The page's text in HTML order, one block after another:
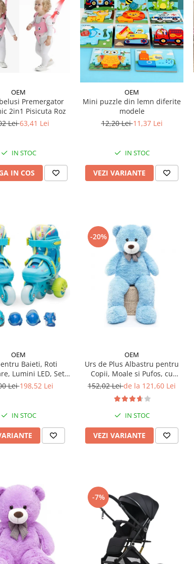
OEM
Premergator
2in1 Pisicuta Roz
Lei63,41 Lei
IN STOC
IN COS
OEM
Mini puzzle din lemn diferite
modele
12,20 Lei11,37 Lei
IN STOC
VEZI VARIANTE
OEM
Baieti, Roti
Lumini LED, Set
Protectie
Lei198,52 Lei
IN STOC
-20%
OEM
Urs de Plus Albastru pentru
Copii, Moale si Pufos, cu
Fundita
152,02 Leide la 121,60 Lei
IN STOC
VEZI VARIANTE
-7%